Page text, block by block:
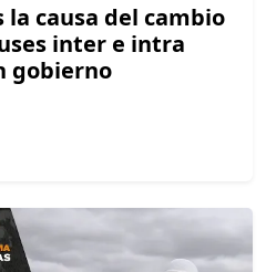
causa del cambio
inter e intra
gobierno